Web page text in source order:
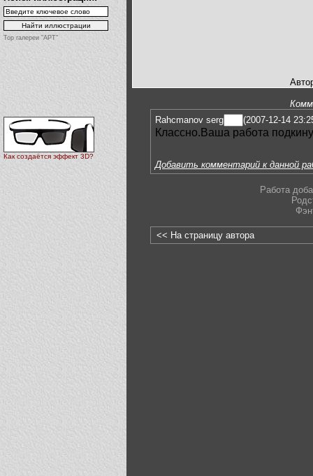
Top галереи "АРТ"
Как создаётся эффект 3D?
Rahcmanov serg
(2007-12-14
Классно.Ваша работа
Добавить комментарий к данной
Работа
<< На страницу автора